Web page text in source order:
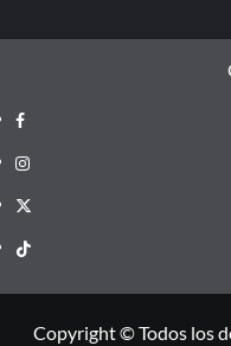
Copyright © Todos los